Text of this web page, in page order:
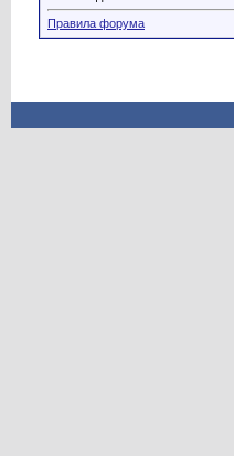
Правила форума